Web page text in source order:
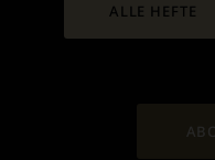
ALLE HEFTE